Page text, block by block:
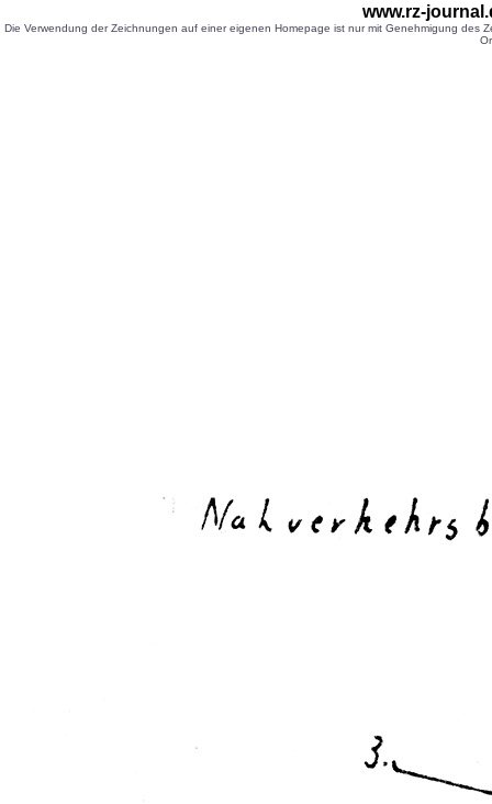
www.rz-
Die Verwendung der Zeichnungen auf einer eigenen Homepage ist nur mit Genehmigung